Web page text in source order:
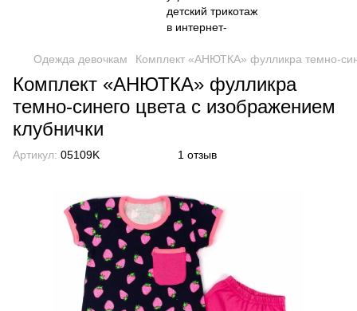
Одежда девочкам Комплект «АНЮТКА» фулликра темно-
Комплект «АНЮТКА» фулликра
темно-синего цвета с изображением
клубнички
Артикул: 05109K 1 отзыв